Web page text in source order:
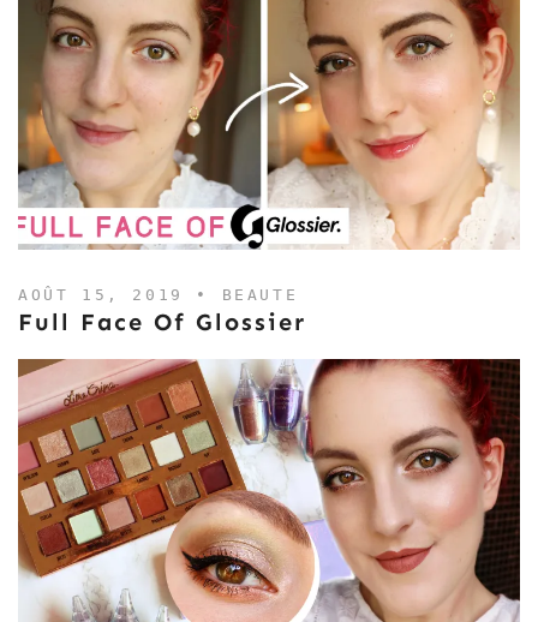
AOÛT 15, 2019 • BEAUTE
Full Face Of Glossier